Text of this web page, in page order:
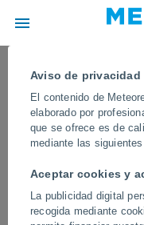
Aviso de privacidad
El contenido de
elaborado por
que se ofrece es de
mediante las
Aceptar cookies y
La publicidad digital
recogida mediante